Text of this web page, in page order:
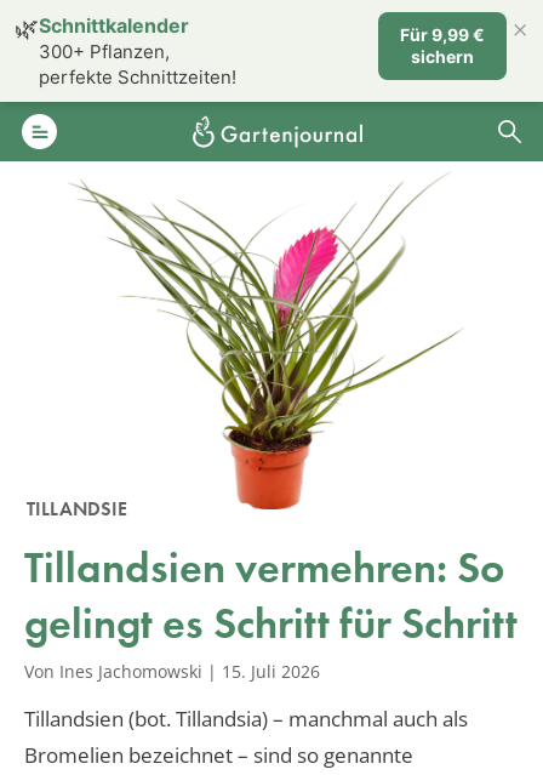
TILLANDSIE
Tillandsien vermehren: So
gelingt es Schritt für Schritt
Von Ines Jachomowski | 15. Juli 2026
Tillandsien (bot. Tillandsia) – manchmal auch als
Bromelien bezeichnet – sind so genannte
🌿Schnittkalender
300+ Pflanzen,
perfekte Schnittzeiten!
Für 9,99 €
sichern
×